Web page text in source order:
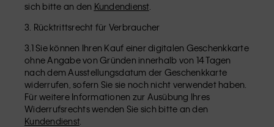
sich bitte an den Kundendienst.
3. Rücktrittsrecht für Verbraucher
3.1 Sie können Ihren Kauf einer digitalen Geschenkkarte
ohne Angabe von Gründen innerhalb von 14 Tagen
nach dem Ausstellungsdatum der Geschenkkarte
widerrufen, sofern Sie sie noch nicht verwendet haben.
Für weitere Informationen zur Ausübung Ihres
Widerrufsrechts wenden Sie sich bitte an den
Kundendienst.